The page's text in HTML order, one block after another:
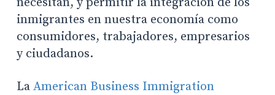
inmigrantes en nuestra economía como
consumidores, trabajadores, empresarios
y ciudadanos.
La American Business Immigration